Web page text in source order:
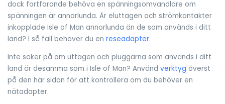
dock fortfarande behöva en spänningsomvandlare om
spänningen är annorlunda. Är eluttagen och strömkontakter
inkopplade Isle of Man annorlunda än de som används i ditt
land? I så fall behöver du en reseadapter.
Inte säker på om uttagen och pluggarna som används i ditt
land är desamma som i Isle of Man? Använd verktyg överst
på den här sidan för att kontrollera om du behöver en
nätadapter.